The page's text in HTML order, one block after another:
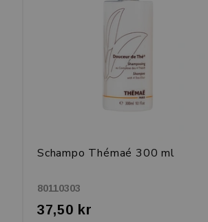
Schampo Thémaé 300 ml
80110303
37,50 kr